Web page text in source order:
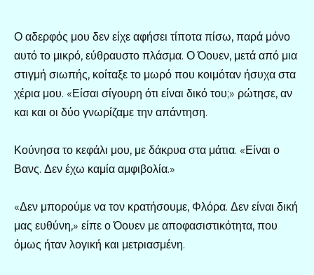
Ο αδερφός μου δεν είχε αφήσει τίποτα πίσω, παρά μόνο
αυτό το μικρό, εύθραυστο πλάσμα. Ο Όουεν, μετά από μια
στιγμή σιωπής, κοίταξε το μωρό που κοιμόταν ήσυχα στα
χέρια μου. «Είσαι σίγουρη ότι είναι δικό του;» ρώτησε, αν
και και οι δύο γνωρίζαμε την απάντηση.
Κούνησα το κεφάλι μου, με δάκρυα στα μάτια. «Είναι ο
Βανς. Δεν έχω καμία αμφιβολία.»
«Δεν μπορούμε να τον κρατήσουμε, Φλόρα. Δεν είναι δική
μας ευθύνη,» είπε ο Όουεν με αποφασιστικότητα, που
όμως ήταν λογική και μετριασμένη.